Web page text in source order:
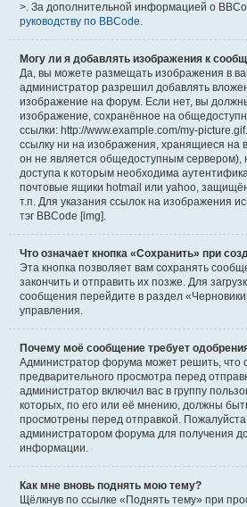
>. За дополнительной информацией о
руководству по BBCode.
Могу ли я добавлять изображения к
Да, вы можете размещать изображения в
администратор разрешил добавлять
изображение на форум. Если нет, вы
изображение, сохранённое на
ссылки: http://www.example.com/my-
ссылку ни на изображения, хранящиеся на
он не является общедоступным сервером),
доступа к которым необходима
почтовые ящики hotmail или yahoo,
т.п. Для указания ссылок на изображения
тэг BBCode [img].
Что означает кнопка «Сохранить» при
Эта кнопка позволяет вам сохранять
закончить и отправить их позже. Для
сообщения перейдите в раздел
управления.
Почему моё сообщение требует
Администратор форума может решить, что
предварительного просмотра перед
администратор включил вас в группу
которых, по его или её мнению, должны
просмотрены перед отправкой.
администратором форума для получения
информации.
Как мне вновь поднять мою тему?
Щёлкнув по ссылке «Поднять тему» при